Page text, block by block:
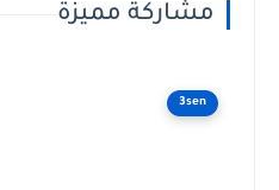
مشاركة مميزة
3sen